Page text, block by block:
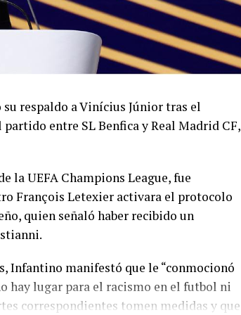
respaldo a Vinícius Júnior tras el
entre SL Benfica y Real Madrid CF,
la UEFA Champions League, fue
François Letexier activara el protocolo
quien señaló haber recibido un
Infantino manifestó que le “conmocionó
hay lugar para el racismo en el futbol ni
correspondientes tomen medidas y que